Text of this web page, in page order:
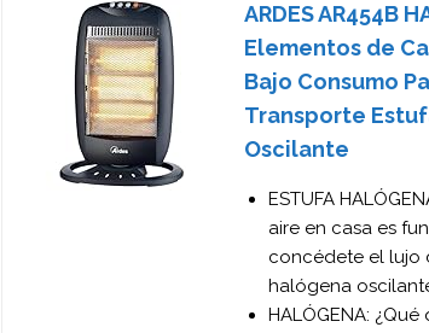
ARDES AR454B
Elementos de
Bajo Consumo
Transporte
Oscilante
ESTUFA
aire en casa es
concédete el lujo
halógena
HALÓGENA: